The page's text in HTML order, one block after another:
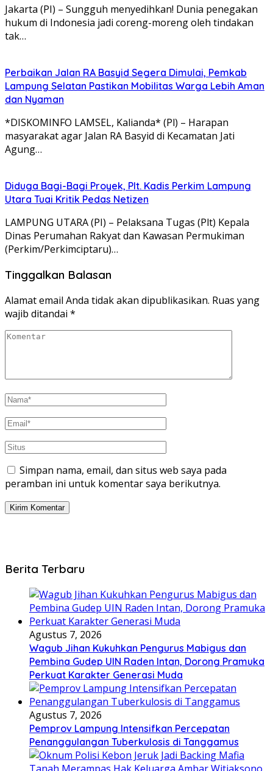
Jakarta (PI) – Sungguh menyedihkan! Dunia penegakan
hukum di Indonesia jadi coreng-moreng oleh tindakan
tak…
Perbaikan Jalan RA Basyid Segera Dimulai, Pemkab
Lampung Selatan Pastikan Mobilitas Warga Lebih Aman
dan Nyaman
*DISKOMINFO LAMSEL, Kalianda* (Pl) – Harapan
masyarakat agar Jalan RA Basyid di Kecamatan Jati
Agung…
Diduga Bagi-Bagi Proyek, Plt. Kadis Perkim Lampung
Utara Tuai Kritik Pedas Netizen
LAMPUNG UTARA (PI) – Pelaksana Tugas (Plt) Kepala
Dinas Perumahan Rakyat dan Kawasan Permukiman
(Perkim/Perkimciptaru)…
Tinggalkan Balasan
Alamat email Anda tidak akan dipublikasikan. Ruas yang
wajib ditandai *
Simpan nama, email, dan situs web saya pada
peramban ini untuk komentar saya berikutnya.
Berita Terbaru
Agustus 7, 2026
Wagub Jihan Kukuhkan Pengurus Mabigus dan
Pembina Gudep UIN Raden Intan, Dorong Pramuka
Perkuat Karakter Generasi Muda
Agustus 7, 2026
Pemprov Lampung Intensifkan Percepatan
Penanggulangan Tuberkulosis di Tanggamus